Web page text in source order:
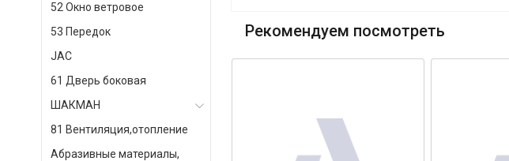
52 Окно ветровое
53 Передок
JAC
61 Дверь боковая
ШАКМАН
81 Вентиляция,отопление
Абразивные материалы,
Рекомендуем посмотреть